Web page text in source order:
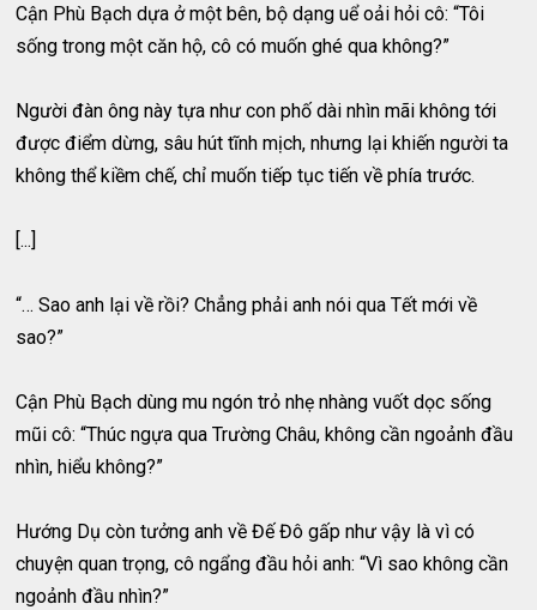
Cận Phù Bạch dựa ở một bên, bộ dạng uể oải hỏi cô: “Tôi
sống trong một căn hộ, cô có muốn ghé qua không?”
Người đàn ông này tựa như con phố dài nhìn mãi không tới
được điểm dừng, sâu hút tĩnh mịch, nhưng lại khiến người ta
không thể kiềm chế, chỉ muốn tiếp tục tiến về phía trước.
[...]
“… Sao anh lại về rồi? Chẳng phải anh nói qua Tết mới về
sao?”
Cận Phù Bạch dùng mu ngón trỏ nhẹ nhàng vuốt dọc sống
mũi cô: “Thúc ngựa qua Trường Châu, không cần ngoảnh đầu
nhìn, hiểu không?”
Hướng Dụ còn tưởng anh về Đế Đô gấp như vậy là vì có
chuyện quan trọng, cô ngẩng đầu hỏi anh: “Vì sao không cần
ngoảnh đầu nhìn?”